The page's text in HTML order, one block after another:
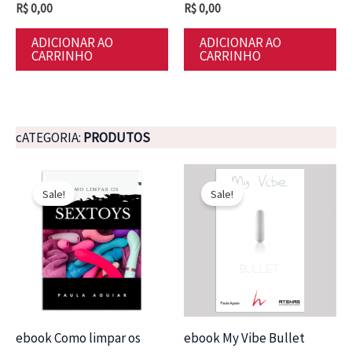
R$0,00
ADICIONAR AO
CARRINHO
R$0,00
ADICIONAR AO
CARRINHO
cATEGORIA: PRODUTOS
Sale!
ebook Como limpar os
Sale!
ebook My Vibe Bullet